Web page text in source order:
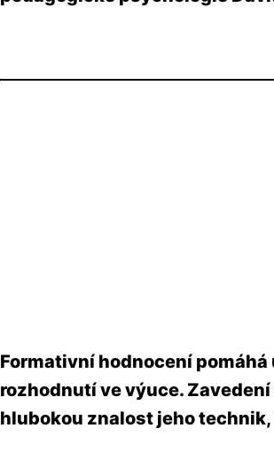
Formativní hodnocení
rozhodnutí ve výuce.
hlubokou znalost jeho